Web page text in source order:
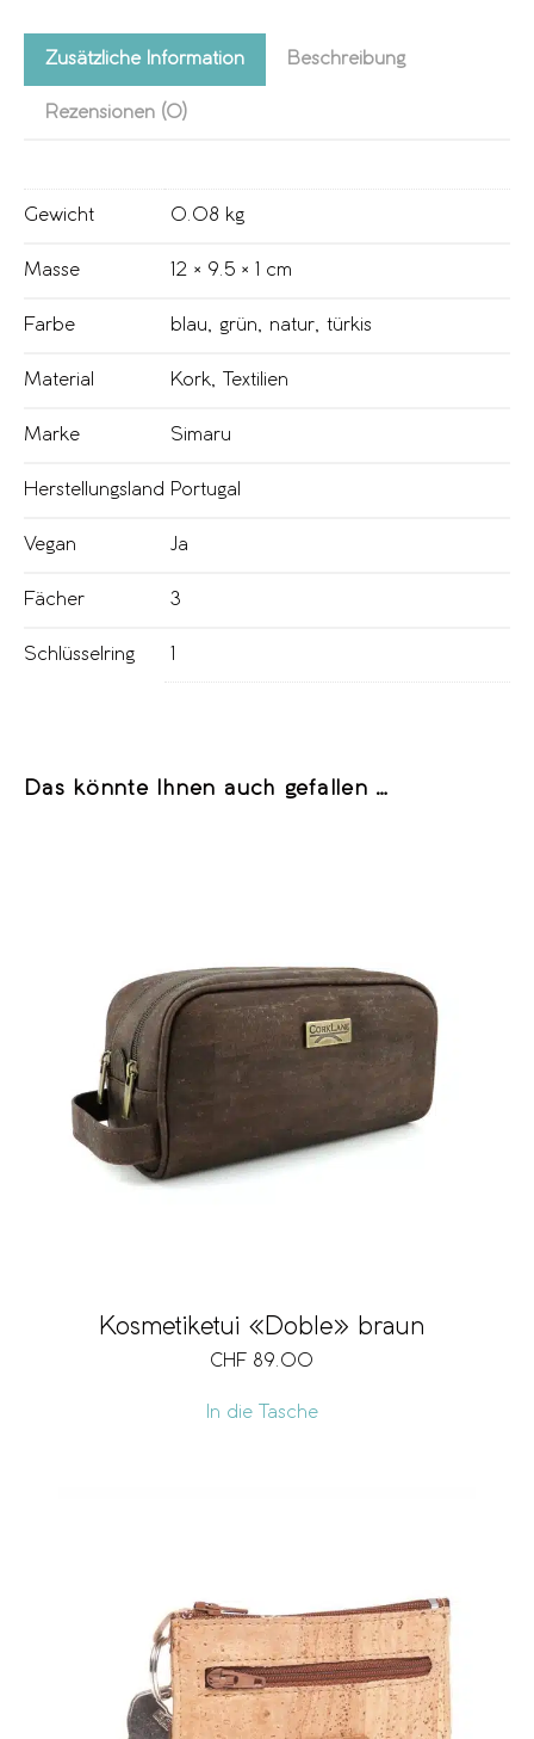
Zusätzliche Information Beschreibung
Rezensionen (0)
Gewicht 0.08 kg
Masse 12 × 9.5 × 1 cm
Farbe blau, grün, natur, türkis
Material Kork, Textilien
Marke Simaru
Herstellungsland Portugal
Vegan Ja
Fächer 3
Schlüsselring
Das könnte Ihnen auch gefallen …
Kosmetiketui «Doble» braun
CHF 89.00
In die Tasche